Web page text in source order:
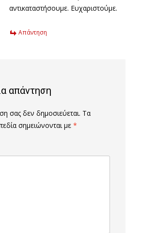
αντικαταστήσουμε. Ευχαριστούμε.
Απάντηση
απάντηση
σας δεν δημοσιεύεται. Τα
σημειώνονται με *